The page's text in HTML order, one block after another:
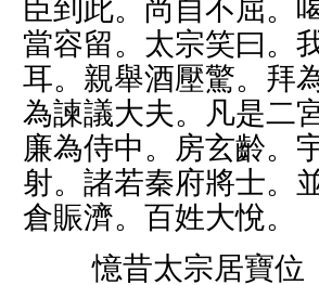
臣到此。尚自不屈。
當容留。太宗笑曰。
耳。親舉酒壓驚。拜
為諫議大夫。凡是二
廉為侍中。房玄齡。
射。諸若秦府將士。
倉賑濟。百姓大悅。
憶昔太宗居寶